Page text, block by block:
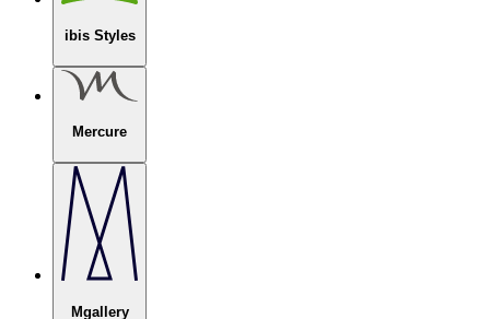
ibis Styles
Mercure
Mgallery